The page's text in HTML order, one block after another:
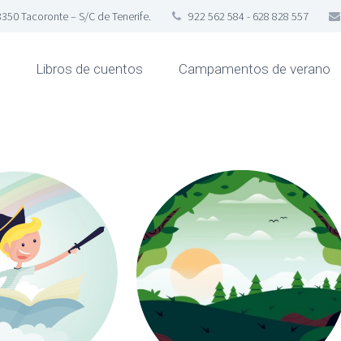
Tacoronte – S/C de Tenerife. 922 562 584 - 628 828 557
Libros de cuentos Campamentos de verano